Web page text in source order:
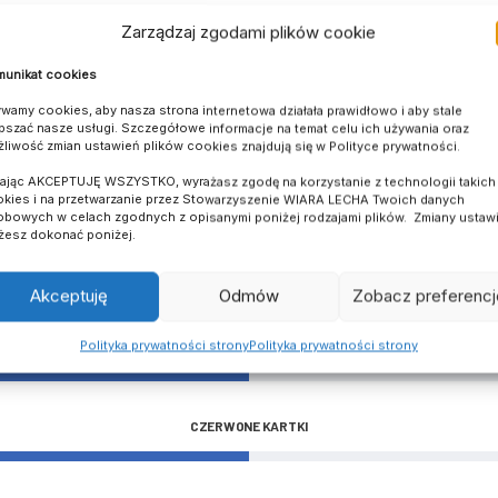
Zarządzaj zgodami plików cookie
cookies
cookies, aby nasza strona internetowa działała prawidłowo i aby stale
nasze usługi. Szczegółowe informacje na temat celu ich używania oraz
zmian ustawień plików cookies znajdują się w Polityce prywatności.
AKCEPTUJĘ WSZYSTKO, wyrażasz zgodę na korzystanie z technologii takich
i na przetwarzanie przez Stowarzyszenie WIARA LECHA Twoich danych
w celach zgodnych z opisanymi poniżej rodzajami plików. Zmiany
dokonać poniżej.
Akceptuję Odmów Zobacz
Polityka prywatności stronyPolityka prywatności strony
BRAMKI
ŻÓŁTE KARTKI
CZERWONE KARTKI